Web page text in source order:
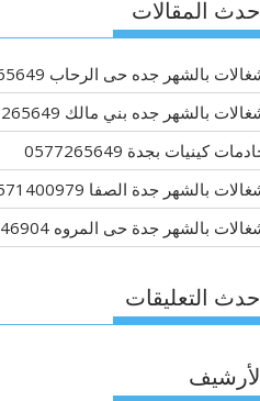
المقالات
بالشهر جده حى الرحاب 0577265649
بالشهر جده بني مالك 0577265649
كينيات بجدة 0577265649
بالشهر جدة الصفا 0571400979
بالشهر جدة حى المروه 0562346904
التعليقات